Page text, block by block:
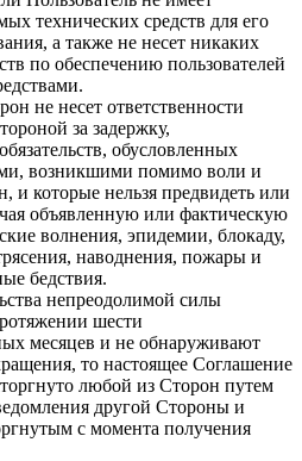
технических средств для его
а также не несет никаких
по обеспечению пользователей
не несет ответственности
за задержку,
обусловленных
возникшими помимо воли и
и которые нельзя предвидеть или
объявленную или фактическую
волнения, эпидемии, блокаду,
наводнения, пожары и
бедствия.
непреодолимой силы
шести
месяцев и не обнаруживают
то настоящее Соглашение
любой из Сторон путем
другой Стороны и
с момента получения